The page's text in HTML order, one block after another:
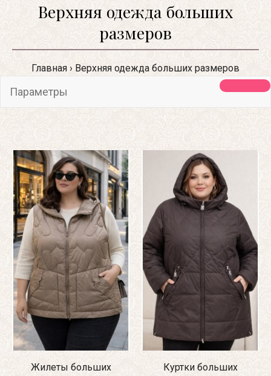
Верхняя одежда больших
размеров
Главная Верхняя одежда больших размеров
Параметры
Жилеты больших
Куртки больших